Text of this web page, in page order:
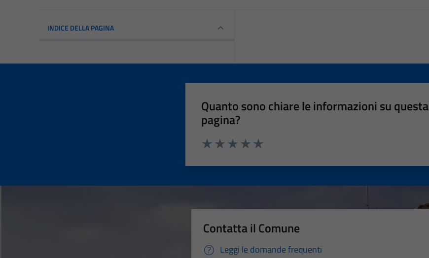
INDICE DELLA PAGINA
Quanto sono chiare le informazioni su questa
pagina?
Contatta il Comune
Leggi le domande frequenti